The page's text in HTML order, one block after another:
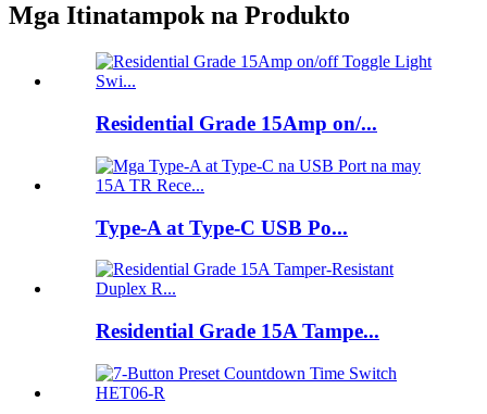
Mga Itinatampok na Produkto
Residential Grade 15Amp on/...
Type-A at Type-C USB Po...
Residential Grade 15A Tampe...